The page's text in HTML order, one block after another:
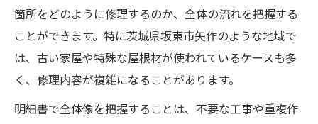
見積もり取得と申請準備のポイント
坂東市広報活用で最新雨漏り対策を学ぶ
申請に必要な明細書チェックリストの作成
事故・火災事例から学ぶ申請手続きの注意
安心を守る雨漏り費用の明細書確認ポイント
箇所をどのように修理するのか、全体の流れを把握する
ことができます。特に茨城県坂東市矢作のような地域で
は、古い家屋や特殊な屋根材が使われているケースも多
く、修理内容が複雑になることがあります。
明細書で全体像を把握することは、不要な工事や重複作